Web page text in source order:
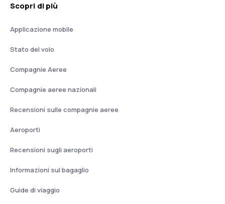
Scopri di più
Applicazione mobile
Stato del volo
Compagnie Aeree
Compagnie aeree nazionali
Recensioni sulle compagnie aeree
Aeroporti
Recensioni sugli aeroporti
Informazioni sul bagaglio
Guide di viaggio